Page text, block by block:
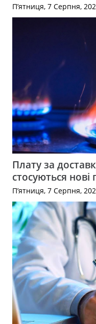
П’ятниця, 7 Серпня,
Плату за
стосуються нові
П’ятниця, 7 Серпня,